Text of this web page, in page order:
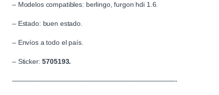
– Modelos compatibles: berlingo, furgon hdi 1.6.
– Estado: buen estado.
– Envíos a todo el país.
– Sticker:5705193.
————————————————————————-